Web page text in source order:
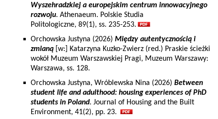
Wyszehradzkiej a europejskim centrum innowacyjnego
rozwoju. Athenaeum. Polskie Studia
Politologiczne, 89(1), ss. 235-253.
Orchowska Justyna (2026) Między autentycznością i
zmianą [w:] Katarzyna Kuzko-Zwierz (red.) Praskie ścieżki
wokół Muzeum Warszawskiej Pragi, Muzeum Warszawy:
Warszawa, ss. 128.
Orchowska Justyna, Wróblewska Nina (2026) Between
student life and adulthood: housing experiences of PhD
students in Poland. Journal of Housing and the Built
Environment, 41(2), pp. 23.